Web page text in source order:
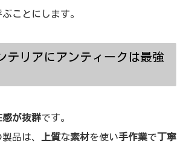
ぶことにします。
テリアにアンティークは最強
感が抜群です。
品は、
上質な素材を使い手作業で丁寧